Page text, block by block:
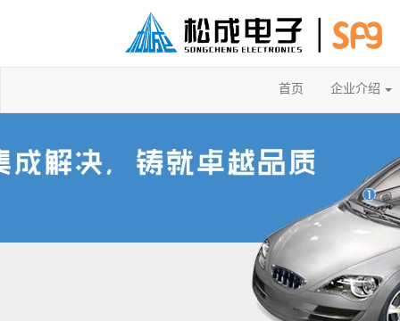
首页 企业介绍